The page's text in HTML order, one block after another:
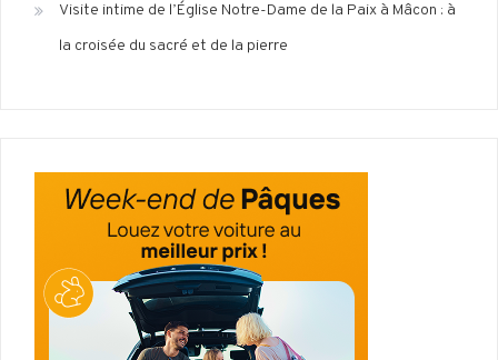
Visite intime de l’Église Notre-Dame de la Paix à Mâcon : à
la croisée du sacré et de la pierre